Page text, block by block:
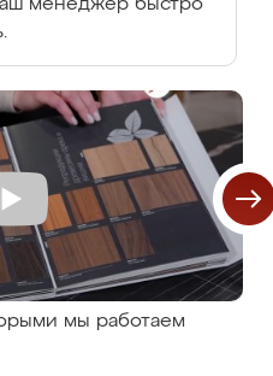
менеджер быстро
мы работаем